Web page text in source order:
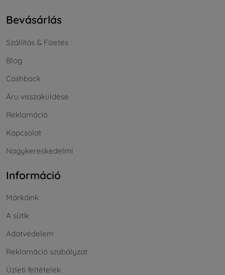
Bevásárlás
Szállítás & Fizetés
Blog
Cashback
Áru visszaküldése
Reklamáció
Kapcsolat
Nagykereskedelmi
Információ
Márkáink
A sütik
Adatvédelem
Reklamáció szabályzat
Üzleti feltételek